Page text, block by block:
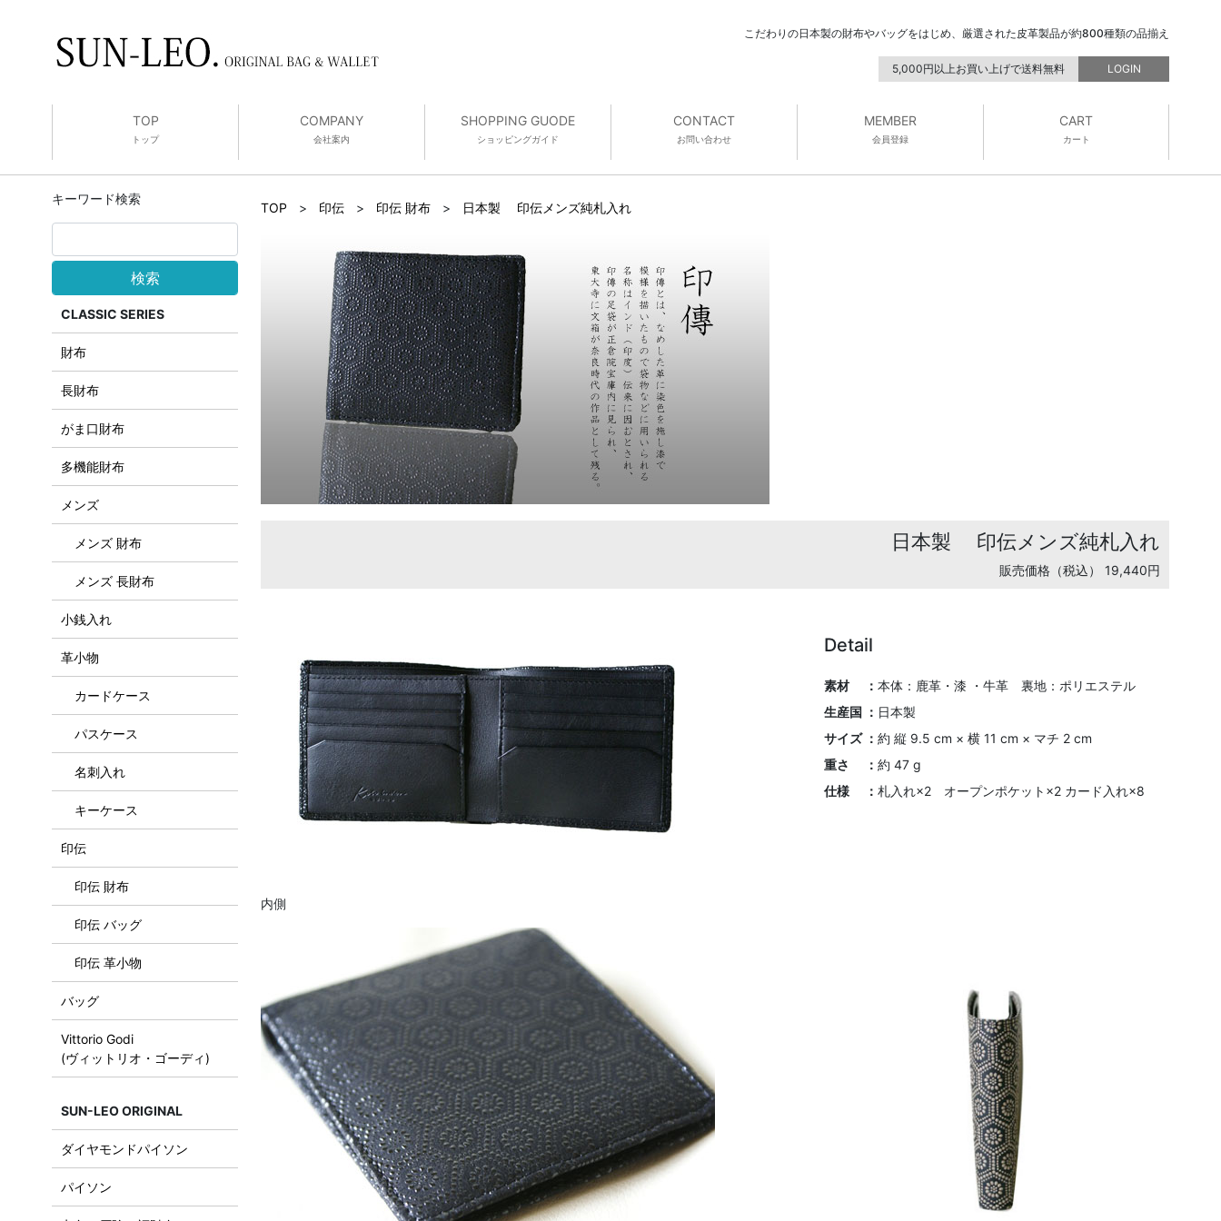
こだわりの日本製の財布やバッグをはじめ、厳選された皮革製品が約800種類の品揃え
5,000円以上お買い上げで送料無料 LOGIN
TOP
トップ
COMPANY
会社案内
SHOPPING GUODE
ショッピングガイド
CONTACT
お問い合わせ
MEMBER
会員登録
CART
カート
キーワード検索
検索
CLASSIC SERIES
財布
長財布
がま口財布
多機能財布
メンズ
メンズ 財布
メンズ 長財布
小銭入れ
革小物
カードケース
パスケース
名刺入れ
キーケース
印伝
印伝 財布
印伝 バッグ
印伝 革小物
バッグ
Vittorio Godi
(ヴィットリオ・ゴーディ)
SUN-LEO ORIGINAL
ダイヤモンドパイソン
パイソン
TOP > 印伝 > 印伝 財布 > 日本製 印伝メンズ純札入れ
日本製 印伝メンズ純札入れ
販売価格（税込） 19,440円
内側
Detail
素材 ： 本体：鹿革・漆 ・牛革 裏地：ポリエステル
生産国 ： 日本製
サイズ ： 約 縦 9.5 cm × 横 11 cm × マチ 2 cm
重さ ： 約 47 g
仕様 ： 札入れ×2 オープンポケット×2 カード入れ×8